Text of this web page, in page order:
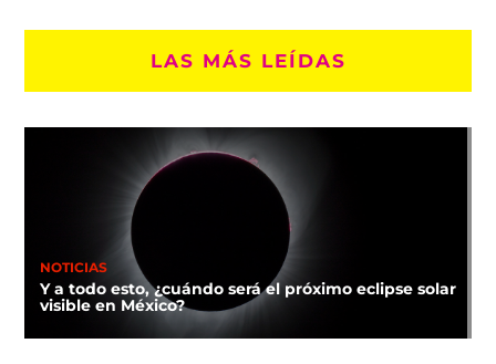
LAS MÁS LEÍDAS
NOTICIAS
Y a todo esto, ¿cuándo será el próximo eclipse solar
visible en México?